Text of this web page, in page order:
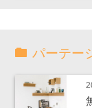
パーテー